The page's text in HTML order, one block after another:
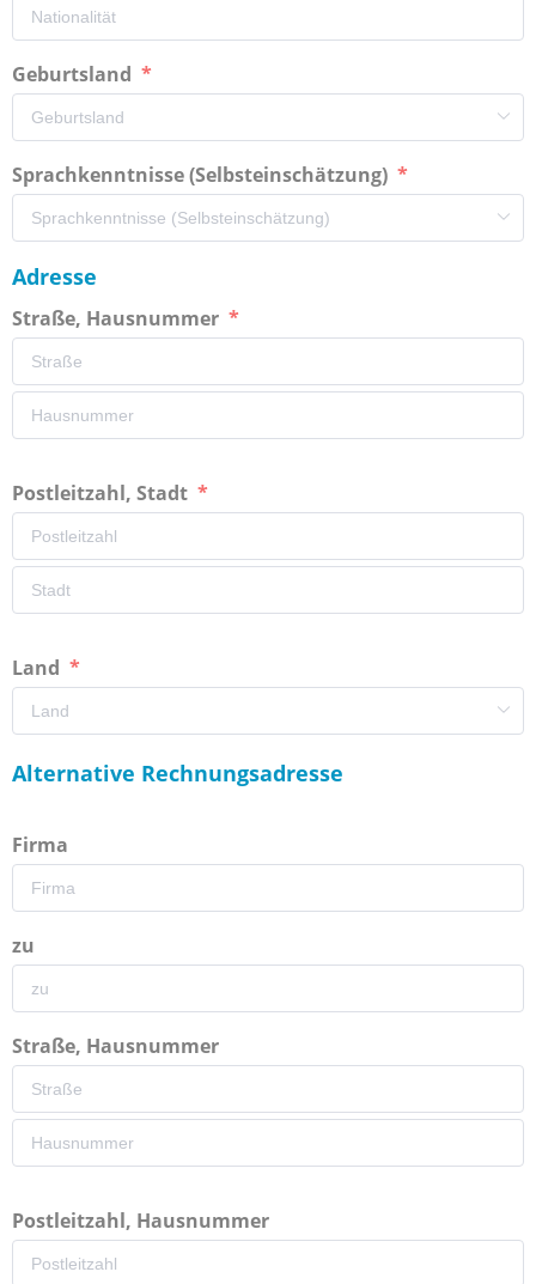
Geburtsland
Sprachkenntnisse (Selbsteinschätzung)
Adresse
Straße, Hausnummer
Postleitzahl, Stadt
Land
Alternative Rechnungsadresse
Firma
zu
Straße, Hausnummer
Postleitzahl, Hausnummer